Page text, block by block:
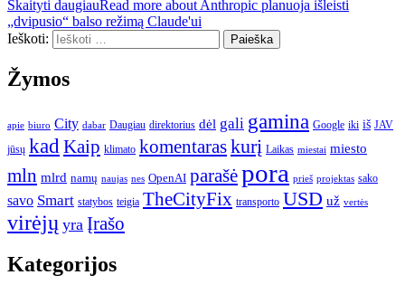
Skaityti daugiauRead more about Anthropic planuoja išleisti
„dvipusio“ balso režimą Claude'ui
Ieškoti:
Žymos
apie biuro City dabar Daugiau direktorius dėl gali gamina Google iki iš JAV
jūsų kad Kaip klimato komentaraskurį Laikas miestai miesto
mln mlrd namų naujas nes OpenAI parašėpora prieš projektas sako
savo Smart statybos teigia TheCityFix transporto USD už vertės
virėjų yra Įrašo
Kategorijos